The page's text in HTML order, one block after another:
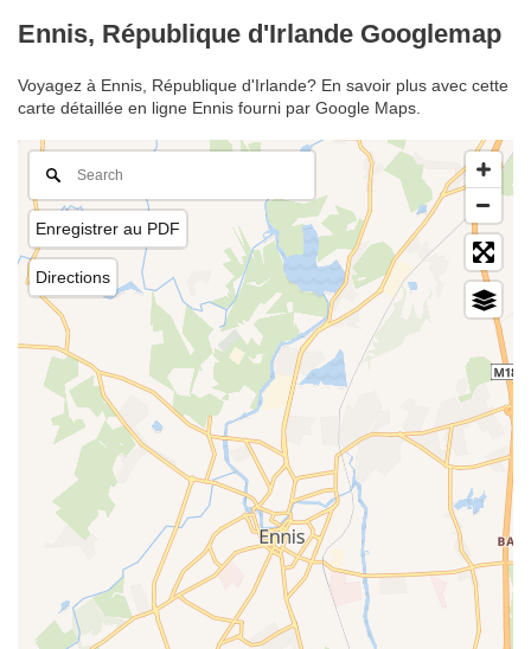
Ennis, République d'Irlande Googlemap
Voyagez à Ennis, République d'Irlande? En savoir plus avec cette
carte détaillée en ligne Ennis fourni par Google Maps.
Enregistrer au PDF
Directions